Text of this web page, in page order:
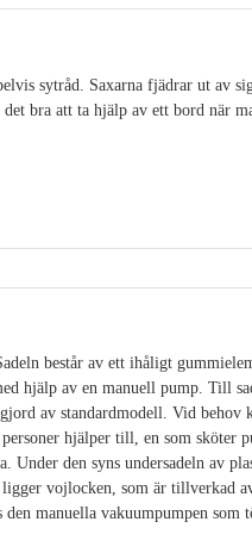
sytråd. Saxarna fjädrar ut av
bra att ta hjälp av ett bord när
består av ett ihåligt
hjälp av en manuell pump. Till
av standardmodell. Vid behov
hjälper till, en som sköter
den syns undersadeln av
vojlocken, som är tillverkad
manuella vakuumpumpen